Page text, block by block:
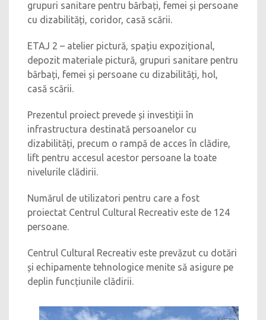
grupuri sanitare pentru bărbați, femei și persoane
cu dizabilități, coridor, casă scării.
ETAJ 2 – atelier pictură, spațiu expozițional,
depozit materiale pictură, grupuri sanitare pentru
bărbați, femei și persoane cu dizabilități, hol,
casă scării.
Prezentul proiect prevede și investiții în
infrastructura destinată persoanelor cu
dizabilități, precum o rampă de acces în clădire,
lift pentru accesul acestor persoane la toate
nivelurile clădirii.
Numărul de utilizatori pentru care a fost
proiectat Centrul Cultural Recreativ este de 124
persoane.
Centrul Cultural Recreativ este prevăzut cu dotări
și echipamente tehnologice menite să asigure pe
deplin funcțiunile clădirii.